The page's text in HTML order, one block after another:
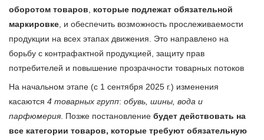
оборотом товаров
которые подлежат обязательной
маркировке , и обеспечить возможность прослеживаемости
продукции на всех этапах движения. Это направлено на
борьбу с контрафактной продукцией, защиту прав
потребителей и повышение прозрачности товарных потоков
На начальном этапе (с 1 сентября 2025 г.) изменения
касаются 4 товарных групп: обувь, шины, вода и
парфюмерия . Позже постановление будет действовать на
все категории товаров, которые требуют обязательную